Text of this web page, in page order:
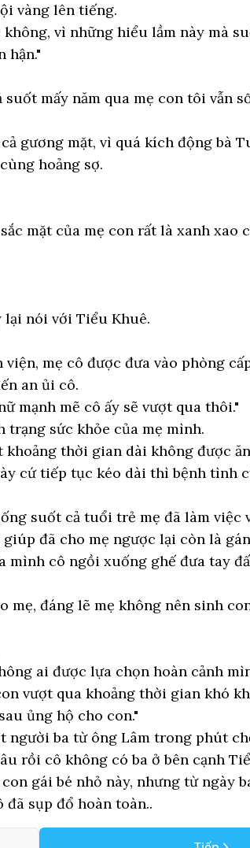
vàng lên tiếng.
vì những hiểu lầm này mà
hận."
mấy năm qua mẹ con tôi vẫn
gương mặt, vì quá kích động bà
hoảng sợ.
mặt của mẹ con rất là xanh xao
lại nói với Tiểu Khuê.
mẹ cô được đưa vào phòng
an ủi cô.
mạnh mẽ cô ấy sẽ vượt qua thôi."
sức khỏe của mẹ mình.
thời gian dài không được
cứ tiếp tục kéo dài thì bệnh tình
suốt cả tuổi trẻ mẹ đã làm việc
đã cho mẹ ngược lại còn là
cô ngồi xuống ghế đưa tay
mẹ, đáng lẽ mẹ không nên sinh
ai được lựa chọn hoàn cảnh
vượt qua khoảng thời gian khó
ủng hộ cho con."
người ba từ ông Lâm trong phút
rồi cô không có ba ở bên cạnh
gái bé nhỏ này, nhưng từ ngày
sụp đổ hoàn toàn..